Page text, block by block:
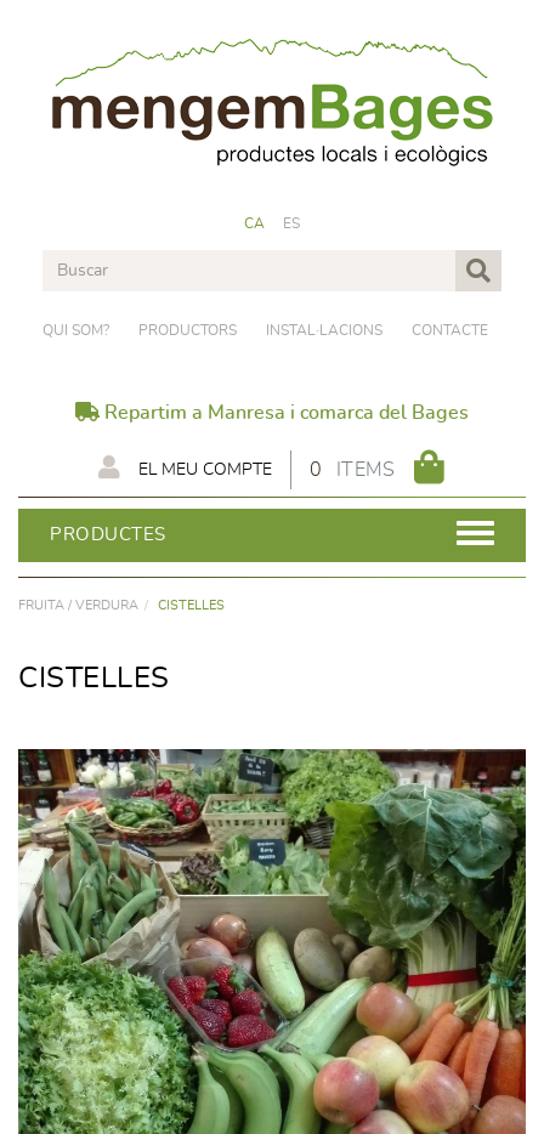
CA ES
QUI SOM? PRODUCTORS INSTAL·LACIONS CONTACTE
Repartim a Manresa i comarca del Bages
0 ITEMS
EL MEU COMPTE
PRODUCTES
FRUITA / VERDURA CISTELLES
CISTELLES